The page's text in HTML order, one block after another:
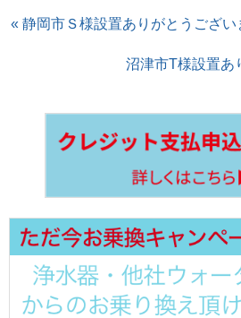
« 静岡市Ｓ様設置ありがとうござい
沼津市T様設置あ